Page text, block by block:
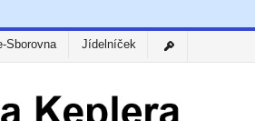
Sborovna Jídelníček